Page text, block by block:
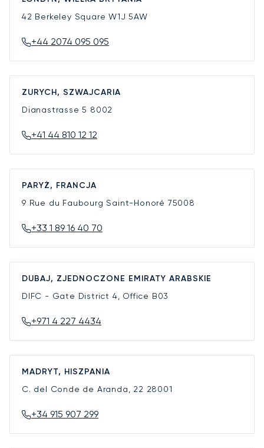
42 Berkeley SquareW1J 5AW
+44 2074 095 095
ZURYCH, SZWAJCARIA
Dianastrasse 5 8002
+41 44 810 12 12
PARYŻ, FRANCJA
9 Rue du Faubourg Saint-Honoré 75008
+33 1 89 16 40 70
DUBAJ, ZJEDNOCZONE EMIRATY ARABSKIE
DIFC - Gate District 4, Office B03
+971 4 227 4434
MADRYT, HISZPANIA
C. del Conde de Aranda, 22 28001
+34 915 907 299